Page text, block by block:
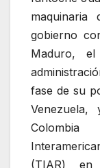
gobierno
Maduro,
fase de su
(TIAR) en